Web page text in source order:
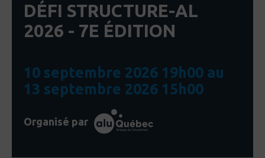
DÉFI STRUCTURE-AL
2026 - 7E ÉDITION
10 septembre 2026 19h00 au
13 septembre 2026 15h00
Organisé par